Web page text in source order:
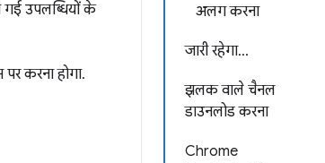
अलग करना
जारी रहेगा…
झलक वाले चैनल
डाउनलोड करना
Chrome
गई उपलब्धियों के
करना होगा.